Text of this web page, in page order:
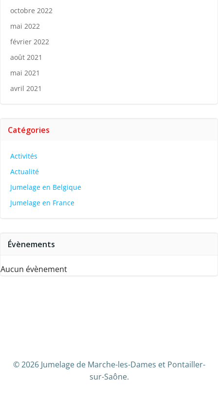
octobre 2022
mai 2022
février 2022
août 2021
mai 2021
avril 2021
Catégories
Activités
Actualité
Jumelage en Belgique
Jumelage en France
Évènements
Aucun évènement
© 2026 Jumelage de Marche-les-Dames et Pontailler-
sur-Saône.